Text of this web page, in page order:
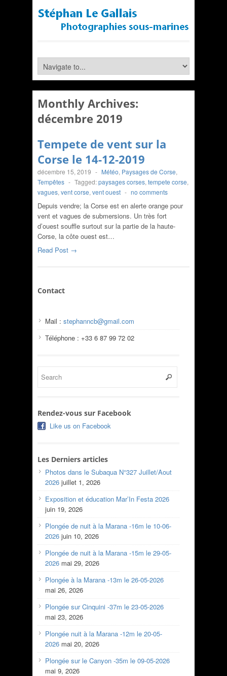
Monthly Archives:
décembre 2019
Tempete de vent sur la
Corse le 14-12-2019
décembre 15, 2019 - Météo, Paysages de Corse,
Tempêtes - Tagged:paysages corses, tempete corse,
vagues, vent corse, vent ouest - no comments
Depuis vendre; la Corse est en alerte orange pour
vent et vagues de submersions. Un très fort
d’ouest souffle surtout sur la partie de la haute-
Corse, la côte ouest est…
Read Post →
Contact
Mail : stephanncb@gmail.com
Téléphone : +33 6 87 99 72 02
Rendez-vous sur Facebook
Like us on Facebook
Les Derniers articles
Photos dans le Subaqua N°327 Juillet/Aout
2026 juillet 1, 2026
Exposition et éducation Mar’In Festa 2026
juin 19, 2026
Plongée de nuit à la Marana -16m le 10-06-
2026 juin 10, 2026
Plongée de nuit à la Marana -15m le 29-05-
2026 mai 29, 2026
Plongée à la Marana -13m le 26-05-2026
mai 26, 2026
Plongée sur Cinquini -37m le 23-05-2026
mai 23, 2026
Plongée nuit à la Marana -12m le 20-05-
2026 mai 20, 2026
Plongée sur le Canyon -35m le 09-05-2026
mai 9, 2026